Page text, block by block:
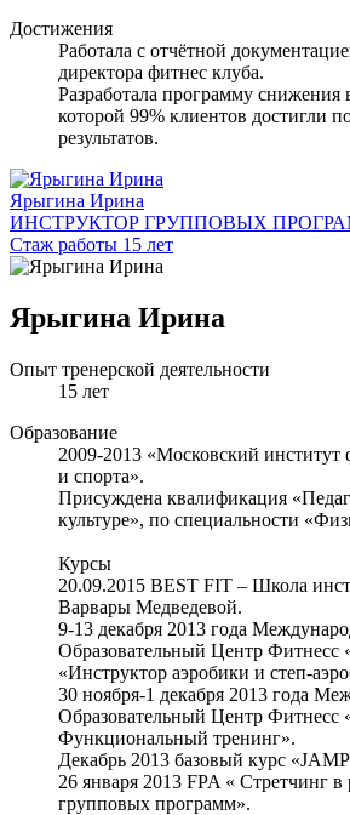
Достижения
Работала с отчётной
директора фитнес клуба.
Разработала программу снижения
которой 99% клиентов достигли
результатов.
Ярыгина Ирина
ИНСТРУКТОР ГРУППОВЫХ
Стаж работы 15 лет
Ярыгина Ирина
Опыт тренерской деятельности
15 лет
Образование
2009-2013 «Московский институт
и спорта».
Присуждена квалификация
культуре», по специальности
Курсы
20.09.2015 ВEST FIT – Школа
Варвары Медведевой.
9-13 декабря 2013 года
Образовательный Центр
«Инструктор аэробики и степ-
30 ноября-1 декабря 2013 года
Образовательный Центр
Функциональный тренинг».
Декабрь 2013 базовый курс
26 января 2013 FPA « Стретчинг в
групповых программ».